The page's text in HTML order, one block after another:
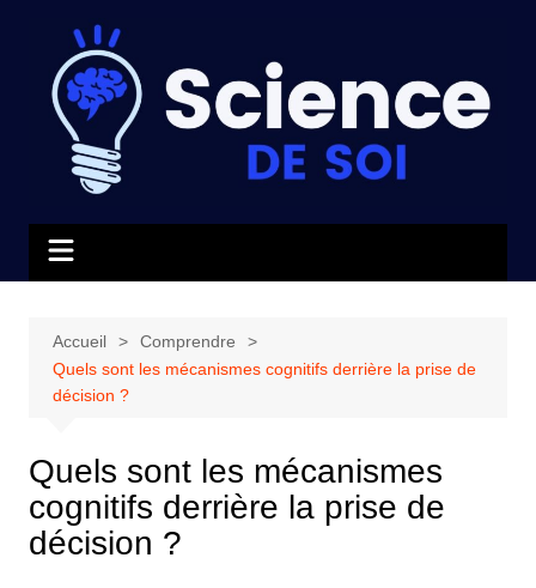
contenu
Accueil
Comprendre
Quels sont les mécanismes cognitifs derrière la prise de
décision ?
Quels sont les mécanismes
cognitifs derrière la prise de
décision ?